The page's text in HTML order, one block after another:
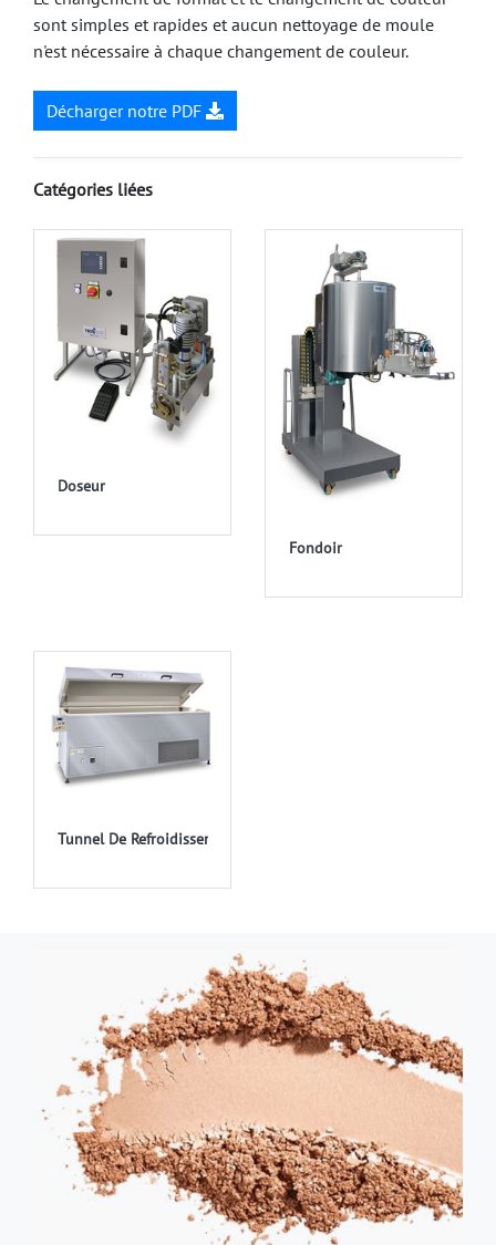
sont simples et rapides et aucun nettoyage de moule
n'est nécessaire à chaque changement de couleur.
Décharger notre PDF
Catégories liées
Doseur
Fondoir
Tunnel De Refroidissement